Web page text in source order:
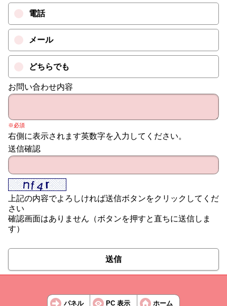
電話
メール
どちらでも
お問い合わせ内容
※必須
右側に表示されます英数字を入力してください。
送信確認
上記の内容でよろしければ送信ボタンをクリックしてくだ
さい
確認画面はありません（ボタンを押すと直ちに送信しま
す）
送信
パネル PC 表示 ホーム